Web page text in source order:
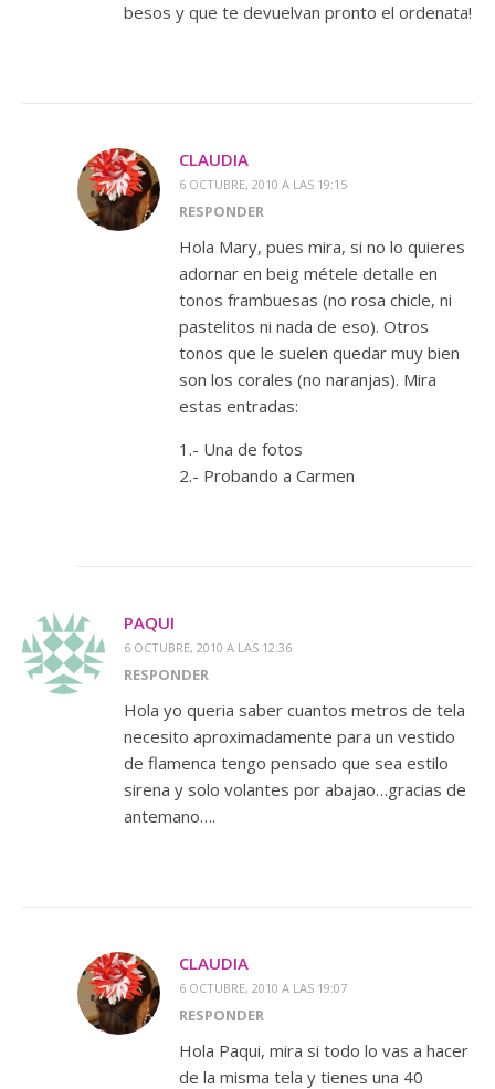
besos y que te devuelvan pronto el ordenata!
CLAUDIA
6 OCTUBRE, 2010 A LAS 19:15
RESPONDER
Hola Mary, pues mira, si no lo quieres
adornar en beig métele detalle en
tonos frambuesas (no rosa chicle, ni
pastelitos ni nada de eso). Otros
tonos que le suelen quedar muy bien
son los corales (no naranjas). Mira
estas entradas:
1.- Una de fotos
2.- Probando a Carmen
PAQUI
6 OCTUBRE, 2010 A LAS 12:36
RESPONDER
Hola yo queria saber cuantos metros de tela
necesito aproximadamente para un vestido
de flamenca tengo pensado que sea estilo
sirena y solo volantes por abajao…gracias de
antemano….
CLAUDIA
6 OCTUBRE, 2010 A LAS 19:07
RESPONDER
Hola Paqui, mira si todo lo vas a hacer
de la misma tela y tienes una 40